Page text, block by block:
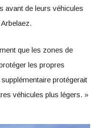
avant de leurs véhicules
que les zones de
les propres
protégerait
véhicules plus légers. »